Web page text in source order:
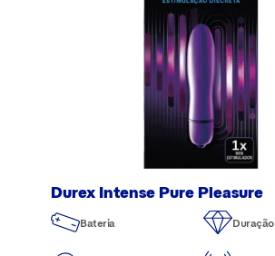
Durex Intense Pure Pleasure
Bateria Duração